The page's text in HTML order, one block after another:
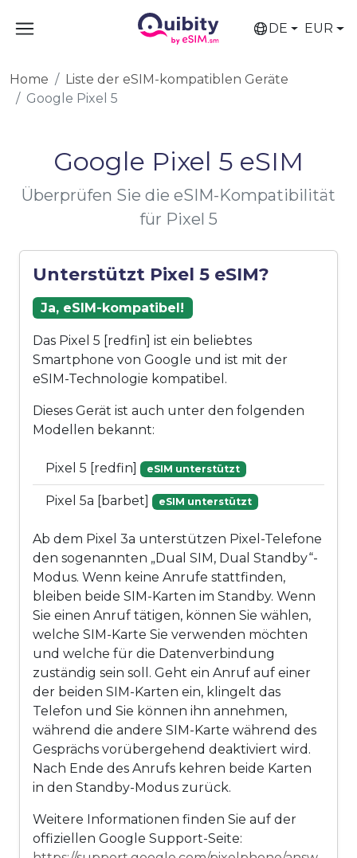
DE EUR
Home
Liste der eSIM-kompatiblen Geräte
Google Pixel 5
Google Pixel 5 eSIM
Überprüfen Sie die eSIM-Kompatibilität
für Pixel 5
Unterstützt Pixel 5 eSIM?
Ja, eSIM-kompatibel!
Das Pixel 5 [redfin] ist ein beliebtes
Smartphone von Google und ist mit der
eSIM-Technologie kompatibel.
Dieses Gerät ist auch unter den folgenden
Modellen bekannt:
Pixel 5 [redfin] eSIM unterstützt
Pixel 5a [barbet] eSIM unterstützt
Ab dem Pixel 3a unterstützen Pixel-Telefone
den sogenannten „Dual SIM, Dual Standby“-
Modus. Wenn keine Anrufe stattfinden,
bleiben beide SIM-Karten im Standby. Wenn
Sie einen Anruf tätigen, können Sie wählen,
welche SIM-Karte Sie verwenden möchten
und welche für die Datenverbindung
zuständig sein soll. Geht ein Anruf auf einer
der beiden SIM-Karten ein, klingelt das
Telefon und Sie können ihn annehmen,
während die andere SIM-Karte während des
Gesprächs vorübergehend deaktiviert wird.
Nach Ende des Anrufs kehren beide Karten
in den Standby-Modus zurück.
Weitere Informationen finden Sie auf der
offiziellen Google Support-Seite: